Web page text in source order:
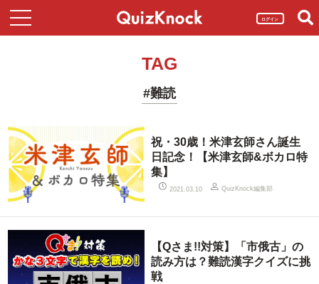
ログイン
TAG
#難読
祝・30歳！米津玄師さん誕生
日記念！【米津玄師&ボカロ特
集】
2021.03.10 QuizKnock編集部
【Qさま!!対策】「市俄古」の
読み方は？難読漢字クイズに挑
戦